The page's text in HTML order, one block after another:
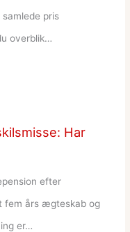
pris
overblik…
Har
efter
fem års ægteskab og
er…